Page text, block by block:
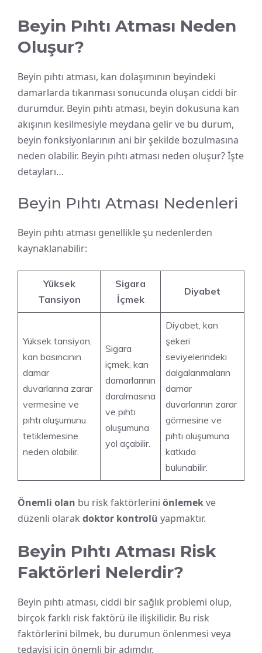
Beyin Pıhtı Atması Neden
Oluşur?
Beyin pıhtı atması, kan dolaşımının beyindeki
damarlarda tıkanması sonucunda oluşan ciddi bir
durumdur. Beyin pıhtı atması, beyin dokusuna kan
akışının kesilmesiyle meydana gelir ve bu durum,
beyin fonksiyonlarının ani bir şekilde bozulmasına
neden olabilir. Beyin pıhtı atması neden oluşur? İşte
detayları…
Beyin Pıhtı Atması Nedenleri
Beyin pıhtı atması genellikle şu nedenlerden
kaynaklanabilir:
Yüksek
Tansiyon
Sigara
İçmek
Diyabet
Yüksek tansiyon,
kan basıncının
damar
duvarlarına zarar
vermesine ve
pıhtı oluşumunu
tetiklemesine
neden olabilir.
Sigara
içmek, kan
damarlarının
daralmasına
ve pıhtı
oluşumuna
yol açabilir.
Diyabet, kan
şekeri
seviyelerindeki
dalgalanmaların
damar
duvarlarının zarar
görmesine ve
pıhtı oluşumuna
katkıda
bulunabilir.
Önemli olan bu risk faktörlerini önlemekve
düzenli olarak doktor kontrolü yapmaktır.
Beyin Pıhtı Atması Risk
Faktörleri Nelerdir?
Beyin pıhtı atması, ciddi bir sağlık problemi olup,
birçok farklı risk faktörü ile ilişkilidir. Bu risk
faktörlerini bilmek, bu durumun önlenmesi veya
tedavisi için önemli bir adımdır.